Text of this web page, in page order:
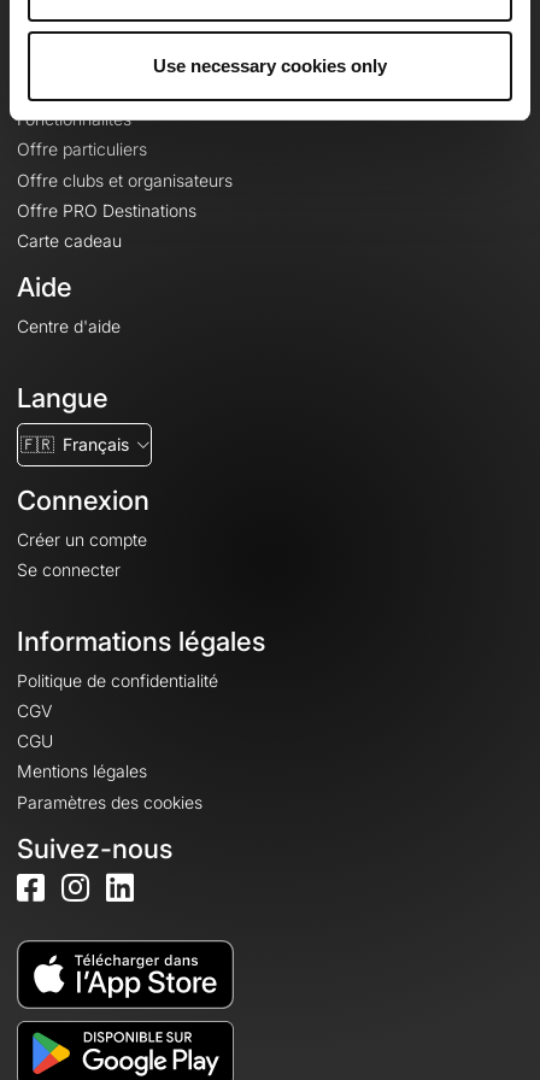
Use necessary cookies only
Fonctionnalités
Offre particuliers
Offre clubs et organisateurs
Offre PRO Destinations
Carte cadeau
Aide
Centre d'aide
Langue
🇫🇷 Français
Connexion
Créer un compte
Se connecter
Informations légales
Politique de confidentialité
CGV
CGU
Mentions légales
Paramètres des cookies
Suivez-nous